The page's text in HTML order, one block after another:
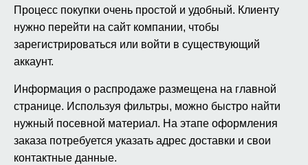
Процесс покупки очень простой и удобный. Клиенту
нужно перейти на сайт компании, чтобы
зарегистрироваться или войти в существующий
аккаунт.
Информация о распродаже размещена на главной
странице. Используя фильтры, можно быстро найти
нужный посевной материал. На этапе оформления
заказа потребуется указать адрес доставки и свои
контактные данные.